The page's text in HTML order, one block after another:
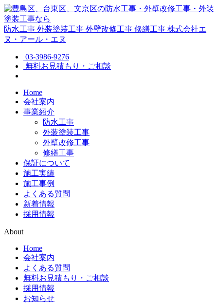
防水工事 外装塗装工事 外壁改修工事 修繕工事 株式会社エ
ヌ・アール・エヌ
03-3986-9276
無料お見積もり・ご相談
Home
会社案内
事業紹介
防水工事
外装塗装工事
外壁改修工事
修繕工事
保証について
施工実績
施工事例
よくある質問
新着情報
採用情報
About
Home
会社案内
よくある質問
無料お見積もり・ご相談
採用情報
お知らせ